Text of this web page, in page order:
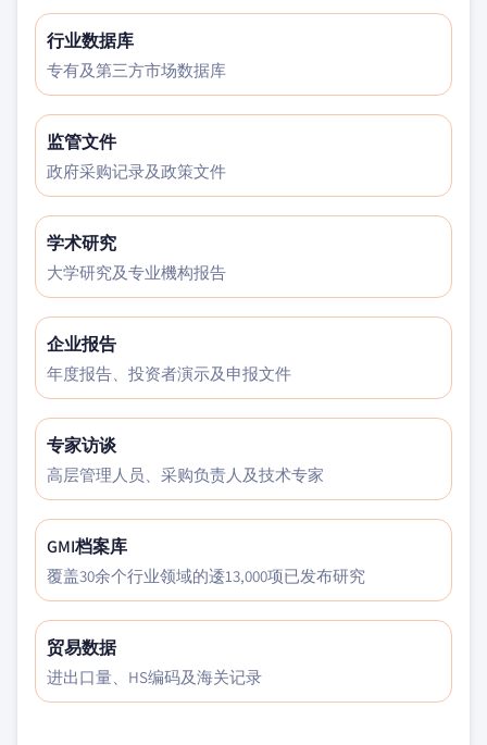
行业数据库
专有及第三方市场数据库
监管文件
政府采购记录及政策文件
学术研究
大学研究及专业機构报告
企业报告
年度报告、投资者演示及申报文件
专家访谈
高层管理人员、采购负责人及技术专家
GMI档案库
覆盖30余个行业领域的逶13,000项已发布研究
贸易数据
进出口量、HS编码及海关记录